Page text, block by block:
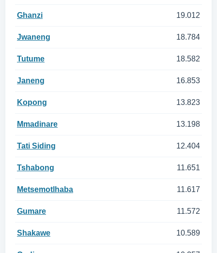
Ghanzi 19.012
Jwaneng 18.784
Tutume 18.582
Janeng 16.853
Kopong 13.823
Mmadinare 13.198
Tati Siding 12.404
Tshabong 11.651
Metsemotlhaba 11.617
Gumare 11.572
Shakawe 10.589